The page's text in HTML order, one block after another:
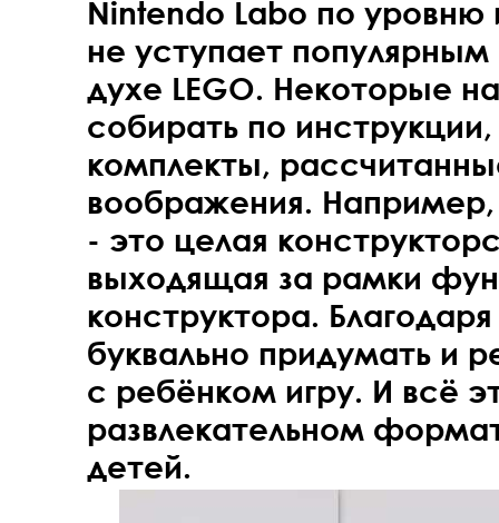
Nintendo Labo по уровню
не уступает
духе LEGO. Некоторые
собирать по
комплекты,
воображения. Например,
- это целая
выходящая за рамки
конструктора.
буквально придумать и
с ребёнком игру. И всё
развлекательном
детей.